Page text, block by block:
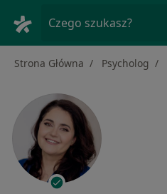
Czego szukasz?
Strona Główna Psycholog